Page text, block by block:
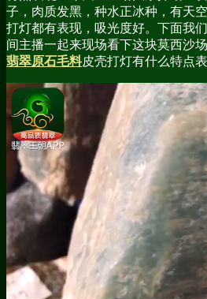
子，肉质发黑，种水正冰种，有天
打灯都有表现，吸光度好。下面我
间主播一起来现场看下这块莫西沙
翡翠原石毛料皮壳打灯有什么特点表